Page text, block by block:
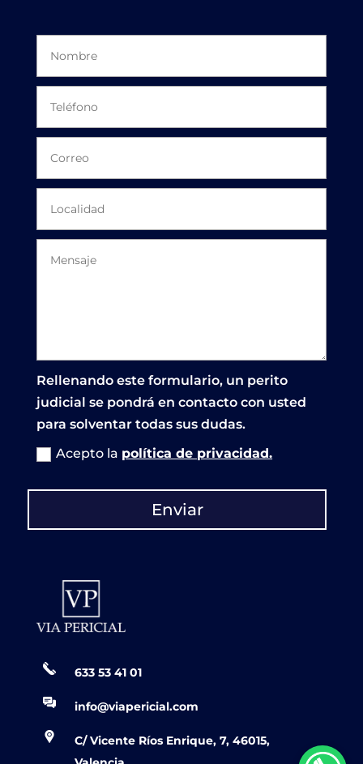
Rellenando este formulario, un perito
judicial se pondrá en contacto con usted
para solventar todas sus dudas.
Acepto la política de privacidad.
Enviar
633 53 41 01
info@viapericial.com
C/ Vicente Ríos Enrique, 7, 46015,